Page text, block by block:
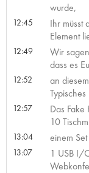
wurde,
12:45
Ihr müsst
Element
12:49
Wir
dass es
12:52
an
Typisches
12:57
Das
10
13:04 einem
13:07
1 USB I/